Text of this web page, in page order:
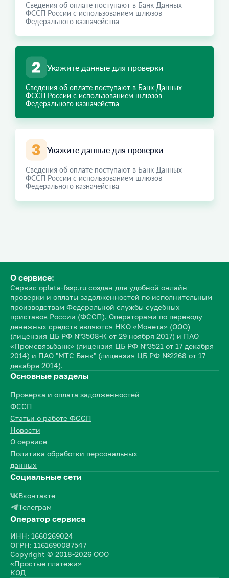
Сведения об оплате поступают в Банк Данных
ФССП России с использованием шлюзов
Федерального казначейства
Укажите данные для проверки
Сведения об оплате поступают в Банк Данных
ФССП России с использованием шлюзов
Федерального казначейства
Укажите данные для проверки
Сведения об оплате поступают в Банк Данных
ФССП России с использованием шлюзов
Федерального казначейства
О сервисе:
Сервис oplata-fssp.ru создан для удобной онлайн
проверки и оплаты задолженностей по исполнительным
производствам Федеральной службы судебных
приставов России (ФССП). Операторами по переводу
денежных средств являются НКО «Монета» (ООО)
(лицензия ЦБ РФ №3508-К от 29 ноября 2017) и ПАО
«Промсвязьбанк» (лицензия ЦБ РФ №3521 от 17 декабря
2014) и ПАО "МТС Банк" (лицензия ЦБ РФ №2268 от 17
декабря 2014).
Основные разделы
Проверка и оплата задолженностей
ФССП
Статьи о работе ФССП
Новости
О сервисе
Политика обработки персональных
данных
Социальные сети
Вконтакте
Телеграм
Оператор сервиса
ИНН: 1660269024
ОГРН: 1161690087547
Copyright © 2018-2026 ООО
«Простые платежи»
КОД